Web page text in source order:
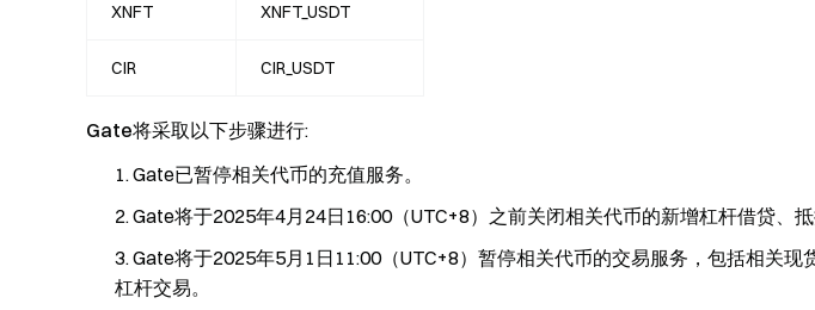
XNFT XNFT_USDT
CIR CIR_USDT
Gate将采取以下步骤进行:
Gate已暂停相关代币的充值服务。
Gate将于2025年4月24日16:00（UTC+8）之前关闭相关代币的新增杠杆借贷、抵
Gate将于2025年5月1日11:00（UTC+8）暂停相关代币的交易服务，包括相关现
杠杆交易。